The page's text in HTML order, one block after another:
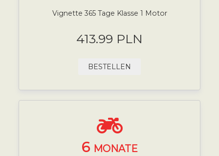
Vignette 365 Tage Klasse 1 Motor
413.99 PLN
BESTELLEN
6 MONATE